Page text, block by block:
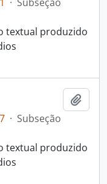
textual produzido
· Subseção
textual produzido